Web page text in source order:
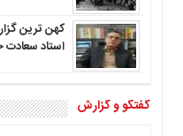
کهن ترین
استاد سعادت
گفتگو و گزارش